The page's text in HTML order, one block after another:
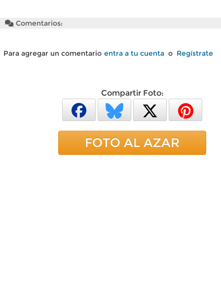
Comentarios:
Para agregar un comentario entra a tu cuenta o Regístrate
Compartir Foto:
FOTO AL AZAR